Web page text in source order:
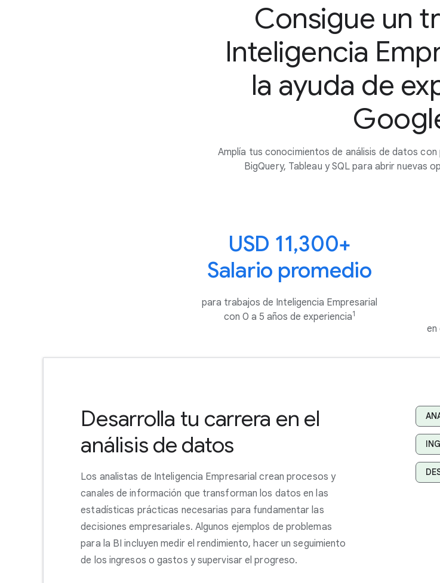
Consigue un
Inteligencia
la ayuda de
Amplía tus conocimientos de análisis de datos
BigQuery, Tableau y SQL para abrir nuevas
USD 11,300+
Salario promedio
para trabajos de Inteligencia Empresarial
con 0 a 5 años de experiencia1
en
Desarrolla tu carrera en el
análisis de datos
Los analistas de Inteligencia Empresarial crean procesos y
canales de información que transforman los datos en las
estadísticas prácticas necesarias para fundamentar las
decisiones empresariales. Algunos ejemplos de problemas
para la BI incluyen medir el rendimiento, hacer un seguimiento
de los ingresos o gastos y supervisar el progreso.